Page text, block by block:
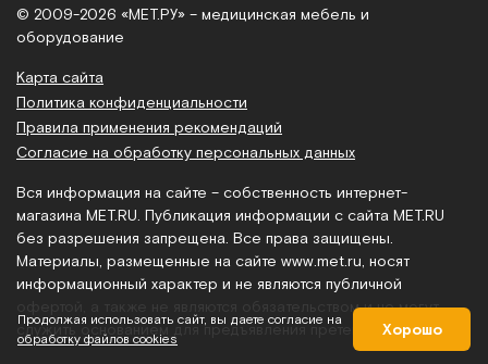
© 2009-2026 «МЕТ.РУ» – медицинская мебель и
оборудование
Карта сайта
Политика конфиденциальности
Правила применения рекомендаций
Согласие на обработку персональных данных
Вся информация на сайте – собственность интернет-
магазина MET.RU. Публикация информации с сайта MET.RU
без разрешения запрещена. Все права защищены.
Материалы, размещенные на сайте www.met.ru , носят
информационный характер и не являются публичной
офертой, а также не являются обязательством и не могут
служить основанием для предъявления претензий.
Продолжая использовать сайт, вы даете согласие на
обработку файлов cookies
Хорошо